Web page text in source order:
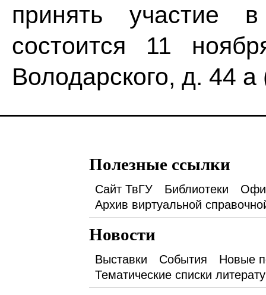
принять участие
состоится 11
Володарского, д. 44 а
Полезные ссылки
Сайт ТвГУ Библиотеки
Архив виртуальной
Новости
Выставки События
Новые
Тематические списки